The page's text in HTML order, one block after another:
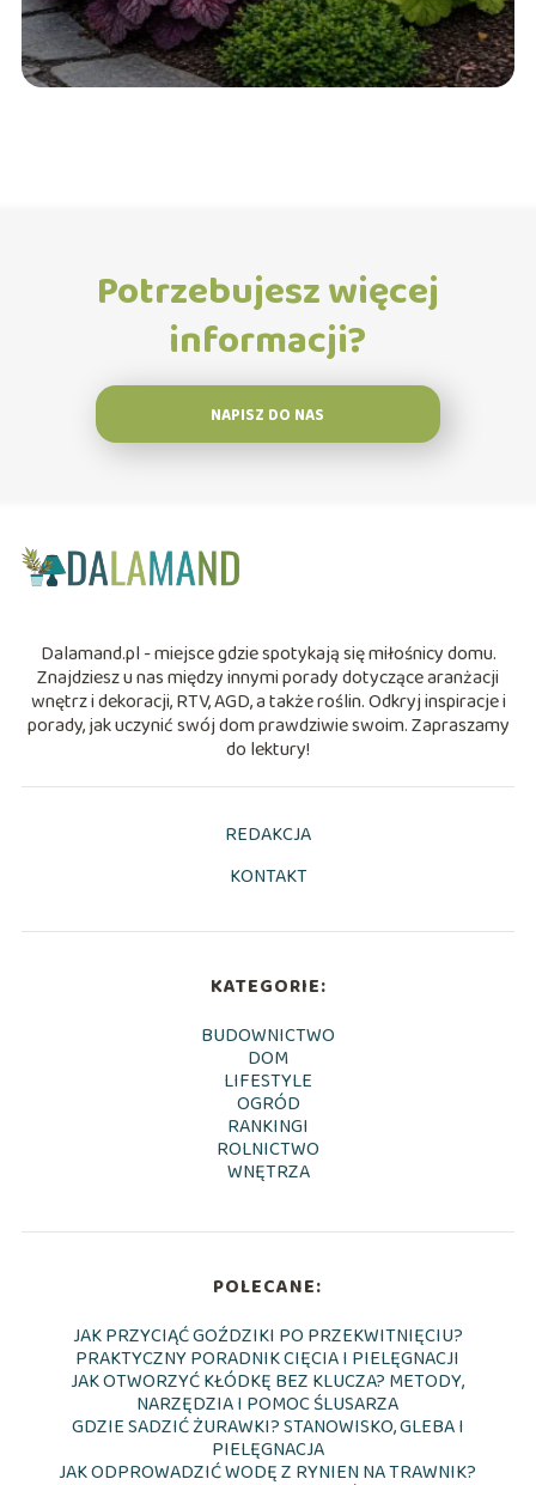
Potrzebujesz więcej
informacji?
NAPISZ DO NAS
Dalamand.pl - miejsce gdzie spotykają się miłośnicy domu.
Znajdziesz u nas między innymi porady dotyczące aranżacji
wnętrz i dekoracji, RTV, AGD, a także roślin. Odkryj inspiracje i
porady, jak uczynić swój dom prawdziwie swoim. Zapraszamy
do lektury!
REDAKCJA
KONTAKT
KATEGORIE:
BUDOWNICTWO
DOM
LIFESTYLE
OGRÓD
RANKINGI
ROLNICTWO
WNĘTRZA
POLECANE:
JAK PRZYCIĄĆ GOŹDZIKI PO PRZEKWITNIĘCIU?
PRAKTYCZNY PORADNIK CIĘCIA I PIELĘGNACJI
JAK OTWORZYĆ KŁÓDKĘ BEZ KLUCZA? METODY,
NARZĘDZIA I POMOC ŚLUSARZA
GDZIE SADZIĆ ŻURAWKI? STANOWISKO, GLEBA I
PIELĘGNACJA
JAK ODPROWADZIĆ WODĘ Z RYNIEN NA TRAWNIK?